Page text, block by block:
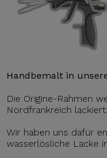
Handbemalt in
Die Origine-Rahmen
Nordfrankreich lackiert.
Wir haben uns dafür
wasserlösliche Lacke